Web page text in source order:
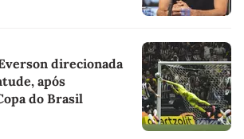
direcionada
após
do Brasil